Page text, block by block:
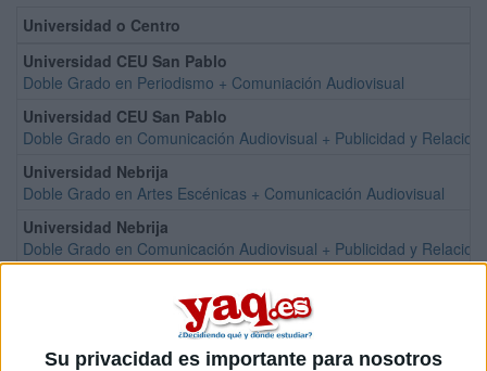
Su privacidad es importante para nosotros
Universidad o Centro
Universidad CEU San Pablo
Doble Grado en Periodismo + Comuniación Audiovisual
Universidad CEU San Pablo
Doble Grado en Comunicación Audiovisual + Publicidad y
Universidad Nebrija
Doble Grado en Artes Escénicas + Comunicación Audiovisual
Universidad Nebrija
Doble Grado en Comunicación Audiovisual + Publicidad y
Grado en Comunicación Audiovisual
Universidad Europea Miguel de Cervantes
Grado en Comunicación Audiovisual